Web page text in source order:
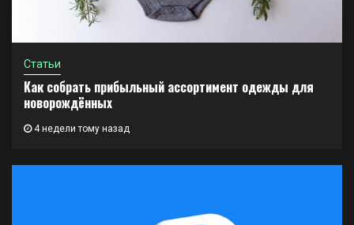
Статьи
Как собрать прибыльный ассортимент одежды для
новорождённых
4 недели тому назад